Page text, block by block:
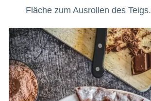
Fläche zum Ausrollen des Teigs.